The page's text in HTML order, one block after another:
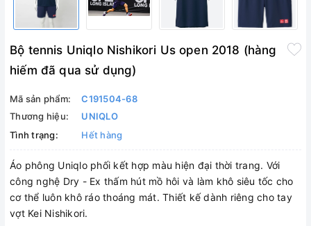
Bộ tennis Uniqlo Nishikori Us open 2018 (hàng
hiếm đã qua sử dụng)
Mã sản phẩm:
C191504-68
Thương hiệu:
UNIQLO
Tình trạng:
Hết hàng
Áo phông Uniqlo phối kết hợp màu hiện đại thời trang. Với
công nghệ Dry - Ex thấm hút mồ hôi và làm khô siêu tốc cho
cơ thể luôn khô ráo thoáng mát. Thiết kế dành riêng cho tay
vợt Kei Nishikori.